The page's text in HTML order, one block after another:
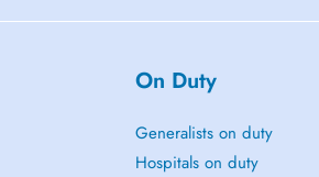
On Duty
Generalists on duty
Hospitals on duty